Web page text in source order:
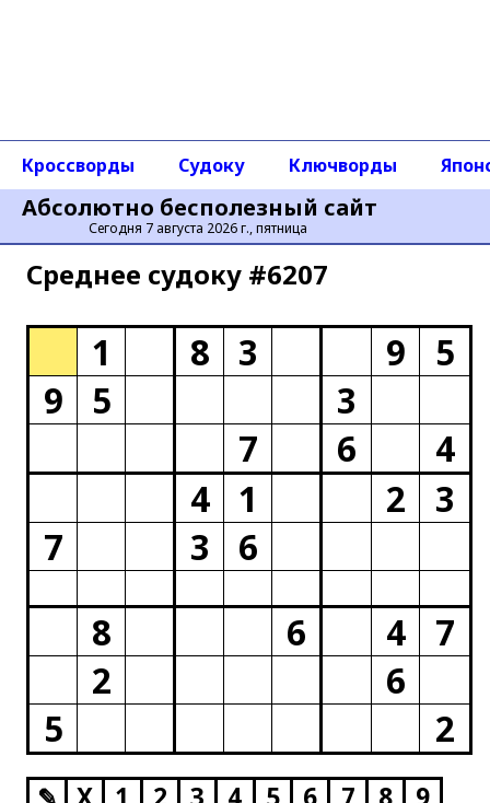
Абсолютно бесполезный сайт
Сегодня 7 августа 2026 г., пятница
Кроссворды Судоку Ключворды
Среднее cудоку #6207
1 8 3 9
5
9
5
3
7
6
4
4
1 2
3
7
3
6
8
6 4
7
2
6
5
2